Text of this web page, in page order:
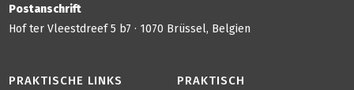
Postanschrift
Hof ter Vleestdreef 5 b7 · 1070 Brüssel, Belgien
PRAKTISCHE LINKS PRAKTISCH